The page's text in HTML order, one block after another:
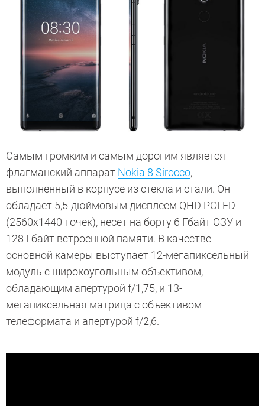
Самым громким и самым дорогим является
флагманский аппарат Nokia 8 Sirocco,
выполненный в корпусе из стекла и стали. Он
обладает 5,5-дюймовым дисплеем QHD POLED
(2560х1440 точек), несет на борту 6 Гбайт ОЗУ и
128 Гбайт встроенной памяти. В качестве
основной камеры выступает 12-мегапиксельный
модуль с широкоугольным объективом,
обладающим апертурой f/1,75, и 13-
мегапиксельная матрица с объективом
телеформата и апертурой f/2,6.